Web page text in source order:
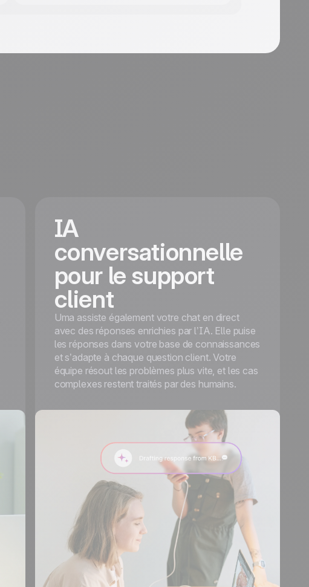
IA
conversationnelle
pour le support
client
Uma assiste également votre chat en direct
avec des réponses enrichies par l’IA. Elle puise
les réponses dans votre base de connaissances
et s’adapte à chaque question client. Votre
équipe résout les problèmes plus vite, et les cas
complexes restent traités par des humains.